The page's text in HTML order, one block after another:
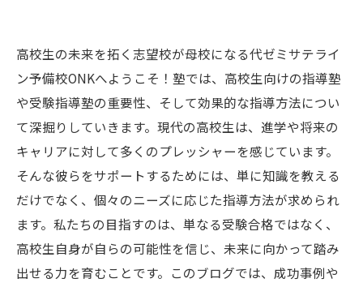
高校生の未来を拓く志望校が母校になる代ゼミサテライ
ン予備校ONKへようこそ！塾では、高校生向けの指導塾
や受験指導塾の重要性、そして効果的な指導方法につい
て深掘りしていきます。現代の高校生は、進学や将来の
キャリアに対して多くのプレッシャーを感じています。
そんな彼らをサポートするためには、単に知識を教える
だけでなく、個々のニーズに応じた指導方法が求められ
ます。私たちの目指すのは、単なる受験合格ではなく、
高校生自身が自らの可能性を信じ、未来に向かって踏み
出せる力を育むことです。このブログでは、成功事例や